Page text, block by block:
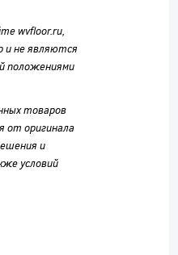
wvfloor.ru,
и не являются
положениями
товаров
от оригинала
и
условий